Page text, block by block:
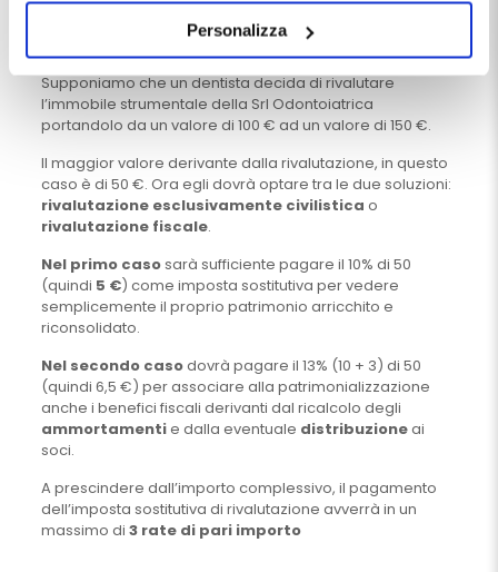
Personalizza
Un esempio pratico
Proviamo a fare un esempio pratico.
Supponiamo che un dentista decida di rivalutare
l’immobile strumentale della Srl Odontoiatrica
portandolo da un valore di 100 € ad un valore di 150 €.
Il maggior valore derivante dalla rivalutazione, in questo
caso è di 50 €. Ora egli dovrà optare tra le due soluzioni:
rivalutazione esclusivamente civilistica o
rivalutazione fiscale.
Nel primo casosarà sufficiente pagare il 10% di 50
(quindi 5 €) come imposta sostitutiva per vedere
semplicemente il proprio patrimonio arricchito e
riconsolidato.
Nel secondo casodovrà pagare il 13% (10 + 3) di 50
(quindi 6,5 €) per associare alla patrimonializzazione
anche i benefici fiscali derivanti dal ricalcolo degli
ammortamentie dalla eventuale distribuzioneai
soci.
A prescindere dall’importo complessivo, il pagamento
dell’imposta sostitutiva di rivalutazione avverrà in un
massimo di 3 rate di pari importo